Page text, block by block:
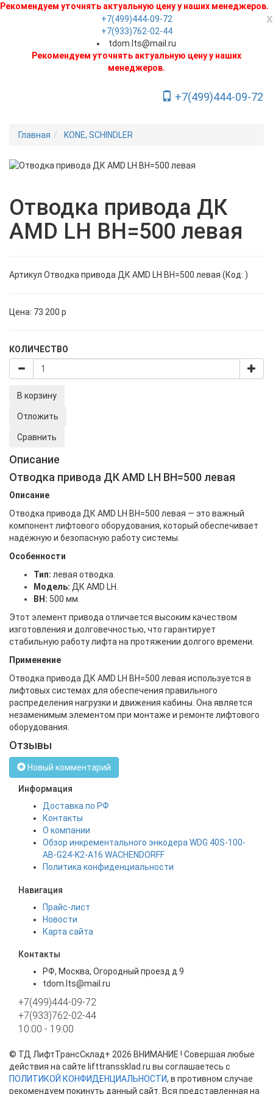
Рекомендуем уточнять актуальную цену у наших менеджеров.
x
+7(499)444-09-72
+7(933)762-02-44
tdom.lts@mail.ru
Рекомендуем уточнять актуальную цену у наших
менеджеров.
+7(499)444-09-72
Toggle Navigation
Главная KONE, SCHINDLER
Отводка привода ДК
АМD LH BH=500 левая
Артикул Отводка привода ДК АМD LH BH=500 левая (Код: )
Цена: 73 200 p
КОЛИЧЕСТВО
В корзину
Отложить
Сравнить
Описание
Отводка привода ДК АМD LH BH=500 левая
Описание
Отводка привода ДК АМD LH BH=500 левая — это важный
компонент лифтового оборудования, который обеспечивает
надёжную и безопасную работу системы.
Особенности
Тип: левая отводка.
Модель: ДК АМD LH.
BH: 500 мм.
Этот элемент привода отличается высоким качеством
изготовления и долговечностью, что гарантирует
стабильную работу лифта на протяжении долгого времени.
Применение
Отводка привода ДК АМD LH BH=500 левая используется в
лифтовых системах для обеспечения правильного
распределения нагрузки и движения кабины. Она является
незаменимым элементом при монтаже и ремонте лифтового
оборудования.
Отзывы
Новый комментарий
Информация
Доставка по РФ
Контакты
О компании
Обзор инкрементального энкодера WDG 40S-100-
AB-G24-K2-A16 WACHENDORFF
Политика конфиденциальности
Навигация
Прайс-лист
Новости
Карта сайта
Контакты
РФ, Москва, Огородный проезд д.9
tdom.lts@mail.ru
+7(499)444-09-72
+7(933)762-02-44
10:00 - 19:00
© ТД ЛифтТрансСклад+ 2026 ВНИМАНИЕ ! Совершая любые
действия на сайте lifttranssklad.ru вы соглашаетесь с
ПОЛИТИКОЙ КОНФИДЕНЦИАЛЬНОСТИ, в противном случае
рекомендуем покинуть данный сайт. Вся представленная на